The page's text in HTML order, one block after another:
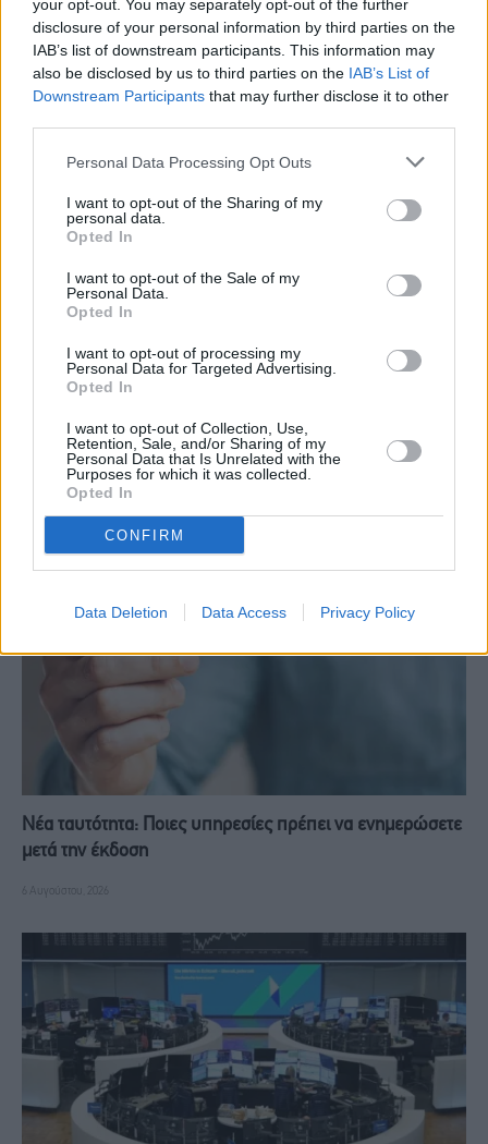
your opt-out. You may separately opt-out of the further
disclosure of your personal information by third parties on the
IAB’s list of downstream participants. This information may
also be disclosed by us to third parties on the IAB’s List of
Downstream Participants that may further disclose it to other
Personal Data Processing Opt Outs
I want to opt-out of the Sharing of my
personal data.
Opted In
I want to opt-out of the Sale of my
Personal Data.
Opted In
I want to opt-out of processing my
Personal Data for Targeted Advertising.
Opted In
I want to opt-out of Collection, Use,
Retention, Sale, and/or Sharing of my
Personal Data that Is Unrelated with the
Purposes for which it was collected.
Opted In
CONFIRM
Data Deletion Data Access Privacy Policy
FacebookTwitter
Ν. Ανδρουλάκης: Oλα τα κράτη
οφείλουν να στηρίξουν την
στην εμπόλεμη ζώνη
ΔΥΠΑ: Αναρτήθηκε το ΦΕΚ για
το Voucher των 750 ευρώ -
RELATEDPOSTS
Νέα ταυτότητα: Ποιες υπηρεσίες πρέπει να ενημερώσετε
μετά την έκδοση
6 Αυγούστου, 2026